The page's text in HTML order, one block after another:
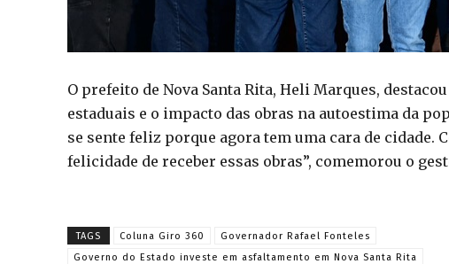
O prefeito de Nova Santa Rita, Heli Marques,
estaduais e o impacto das obras na autoestima da
se sente feliz porque agora tem uma cara de cidade.
felicidade de receber essas obras”, comemorou o
TAGS Coluna Giro 360
Governador Rafael Fonteles
Governo do Estado investe em asfaltamento em Nova Santa Rita